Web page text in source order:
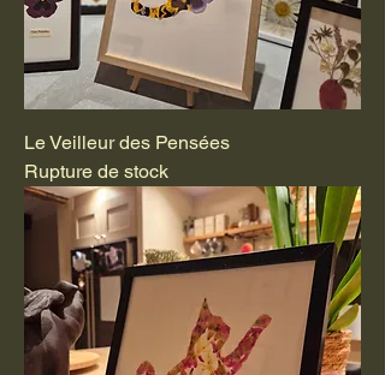
Le Veilleur des Pensées
Rupture de stock